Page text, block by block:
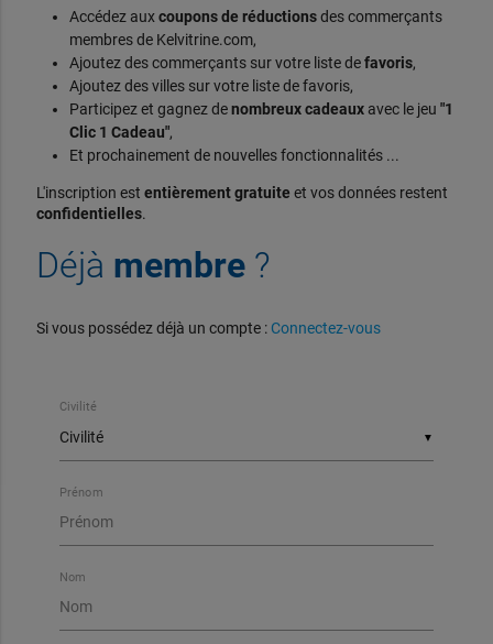
Accédez auxcoupons de réductionsdes commerçants
membres de Kelvitrine.com,
Ajoutez des commerçants sur votre liste defavoris,
Ajoutez des villes sur votre liste de favoris,
Participez et gagnez denombreux cadeauxavec le jeu "1
Clic 1 Cadeau",
Et prochainement de nouvelles fonctionnalités ...
L'inscription est entièrement gratuite et vos données restent
confidentielles.
Déjà membre?
Si vous possédez déjà un compte : Connectez-vous
▼
Civilité
Prénom
Nom